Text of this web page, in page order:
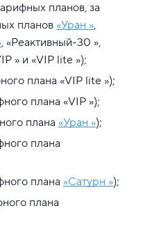
планов, за
планов «Уран »,
, «Реактивный-30 »,
» и «VIP lite »);
плана «VIP lite »);
плана «VIP »);
плана «Уран »);
плана
плана «Сатурн »);
плана